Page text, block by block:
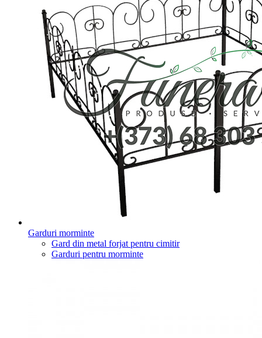
Garduri morminte
Gard din metal forjat pentru cimitir
Garduri pentru morminte